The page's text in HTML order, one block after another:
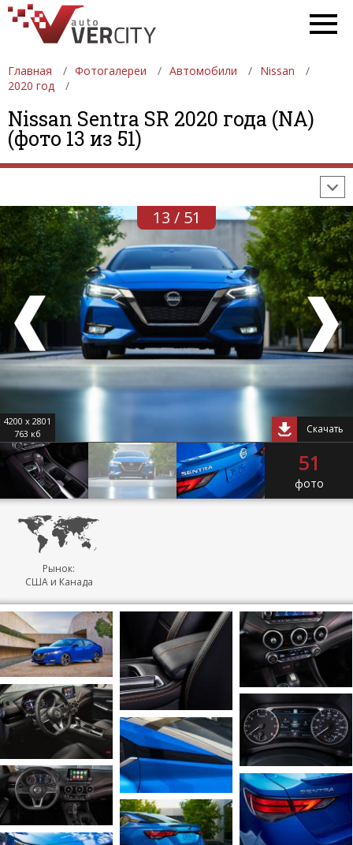
Главная Фотогалереи Автомобили
Nissan
2020 год
Nissan Sentra SR 2020 года (NA)
(фото 13 из 51)
ФОТОГАЛЕРЕИ АВТОМОБИЛИ
ДЕВУШКИ
АВТОСАЛОНЫ
ФОРМУЛА-1
13 / 51
4200 x 2801
763 кб
Скачать
51
фото
Рынок:
США и Канада